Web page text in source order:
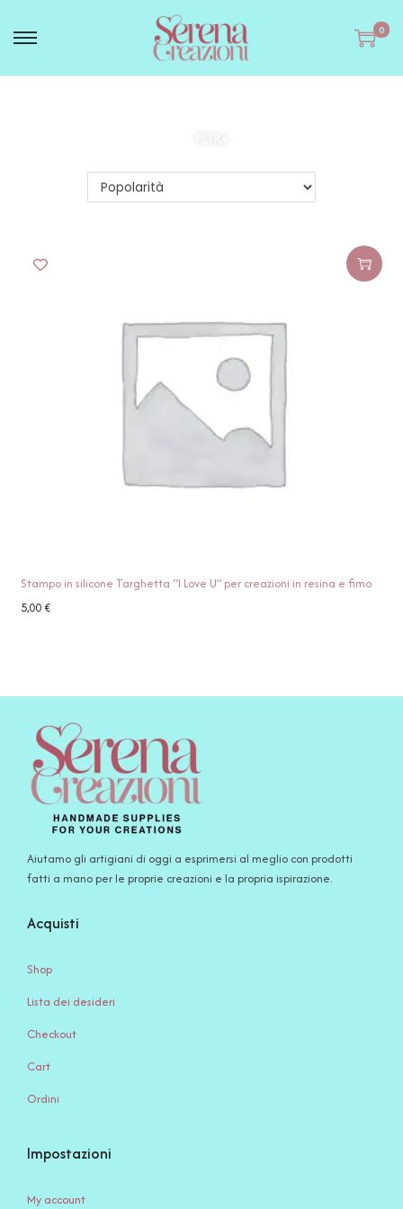
0
Stampo in silicone Targhetta “I Love U” per creazioni in resina e fimo
5,00€
Aiutamo gli artigiani di oggi a esprimersi al meglio con prodotti
fatti a mano per le proprie creazioni e la propria ispirazione.
Acquisti
Shop
Lista dei desideri
Checkout
Cart
Ordini
Impostazioni
My account